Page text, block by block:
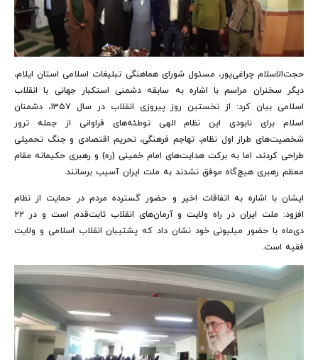
حجت‌الاسلام چراغی‌پور، مسئول شورای هماهنگی تبلیغات اسلامی استان ایلام،
دیگر سخنران مراسم با اشاره به سابقه دشمنی استکبار جهانی با انقلاب
اسلامی بیان کرد: از نخستین روز پیروزی انقلاب در سال ۱۳۵۷، دشمنان
اسلام برای نابودی این نظام الهی توطئه‌های فراوانی از جمله ترور
شخصیت‌های طراز اول نظام، تهاجم فرهنگی، تحریم اقتصادی و جنگ تحمیلی
طراحی کردند، اما به برکت هدایت‌های امام خمینی (ره) و رهبری حکیمانه مقام
معظم رهبری هیچ‌گاه موفق نشدند به ملت ایران آسیب برسانند.
ایشان با اشاره به اتفاقات اخیر و حضور گسترده مردم در حمایت از نظام
افزود: ملت ایران در راه ولایت و آرمان‌های انقلاب ثابت‌قدم است و در ۲۲
دی‌ماه با حضور میلیونی خود نشان داد که پشتیبان انقلاب اسلامی و ولایت
فقیه است.